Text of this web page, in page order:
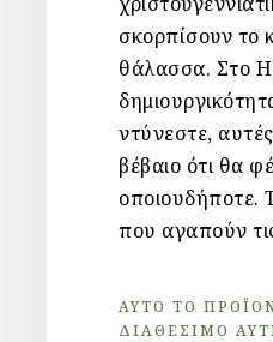
σκορπίσουν το
θάλασσα. Στο
ντύνεστε, αυτές
βέβαιο ότι θα
οποιουδήποτε.
που αγαπούν
ΑΥΤΌ ΤΟ
ΔΙΑΘΈΣΙΜΟ